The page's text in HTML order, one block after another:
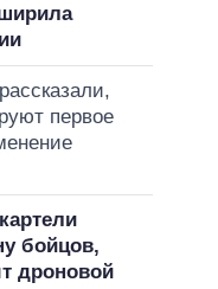
первое
бойцов,
дроновой